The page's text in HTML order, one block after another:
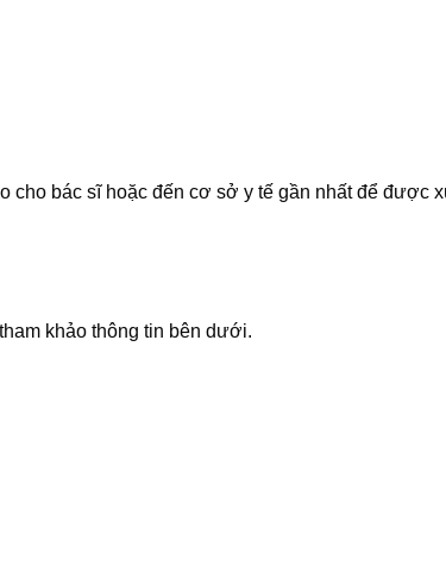
cho bác sĩ hoặc đến cơ sở y tế gần nhất để được
khảo thông tin bên dưới.